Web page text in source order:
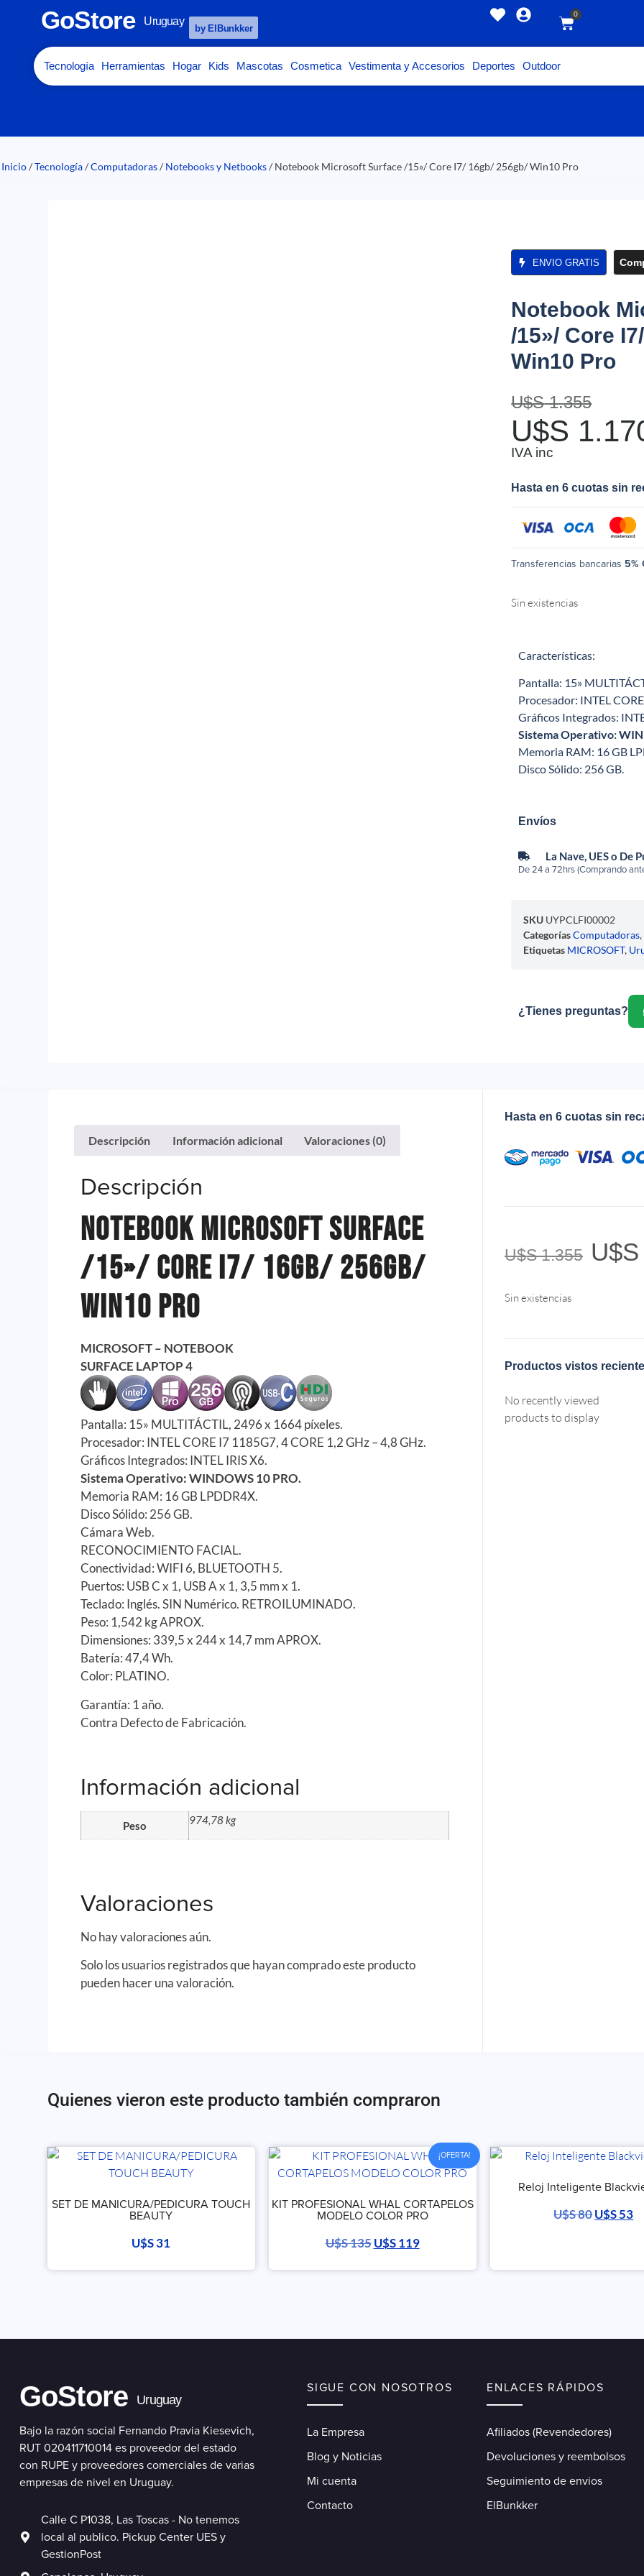
GoStore Uruguay
by ElBunkker
0
Tecnología Herramientas Hogar Kids Mascotas Cosmetica Vestimenta y Accesorios Deportes Outdoor
Inicio/Tecnología/Computadoras/ Notebooks y Netbooks/ Notebook Microsoft Surface /15»/ Core I7/ 16gb/ 256gb/ Win10 Pro
ENVIO GRATIS
Notebook
/15»/ Core
Win10 Pro
U$S1.355
U$S
IVA inc
Hasta en 6 cuotas sin
Transferencias bancarias 5%
Sin existencias
Características:
Pantalla: 15»
Procesador: INTEL
Gráficos Integrados:
Sistema Operativo:
Memoria RAM: 16 GB
Disco Sólido: 256 GB.
Envíos
La Nave, UES o De
De 24 a 72hrs (Comprando
SKU UYPCLFI00002
CategoríasComputadoras,
Etiquetas MICROSOFT,
¿Tienes preguntas?
Descripción Información adicional Valoraciones (0)
Descripción
Notebook Microsoft Surface
/15»/ Core I7/ 16gb/ 256gb/
Win10 Pro
MICROSOFT – NOTEBOOK
SURFACE LAPTOP 4
Pantalla: 15» MULTITÁCTIL, 2496 x 1664 píxeles.
Procesador: INTEL CORE I7 1185G7, 4 CORE 1,2 GHz – 4,8 GHz.
Gráficos Integrados: INTEL IRIS X6.
Sistema Operativo: WINDOWS 10 PRO.
Memoria RAM: 16 GB LPDDR4X.
Disco Sólido: 256 GB.
Cámara Web.
RECONOCIMIENTO FACIAL.
Conectividad: WIFI 6, BLUETOOTH 5.
Puertos: USB C x 1, USB A x 1, 3,5 mm x 1.
Teclado: Inglés. SIN Numérico. RETROILUMINADO.
Peso: 1,542 kg APROX.
Dimensiones: 339,5 x 244 x 14,7 mm APROX.
Batería: 47,4 Wh.
Color: PLATINO.
Garantía: 1 año.
Contra Defecto de Fabricación.
Información adicional
Peso 974,78 kg
Valoraciones
No hay valoraciones aún.
Solo los usuarios registrados que hayan comprado este producto
pueden hacer una valoración.
Hasta en 6 cuotas sin
U$S1.355 U$S
Sin existencias
Productos vistos
No recently viewed
products to display
Quienes vieron este producto también compraron
SET DE MANICURA/PEDICURA TOUCH
BEAUTY
U$S31
¡OFERTA!
KIT PROFESIONAL WHAL CORTAPELOS
MODELO COLOR PRO
U$S135 U$S119
Reloj Inteligente
U$S80U$S53
GoStore Uruguay
Bajo la razón social Fernando Pravia Kiesevich,
RUT 020411710014 es proveedor del estado
con RUPE y proveedores comerciales de varias
empresas de nivel en Uruguay.
Calle C P1038, Las Toscas - No tenemos
local al publico. Pickup Center UES y
GestionPost
SIGUE CON NOSOTROS
La Empresa
Blog y Noticias
Mi cuenta
Contacto
ENLACES RÁPIDOS
Afiliados (Revendedores)
Devoluciones y reembolsos
Seguimiento de envios
ElBunkker